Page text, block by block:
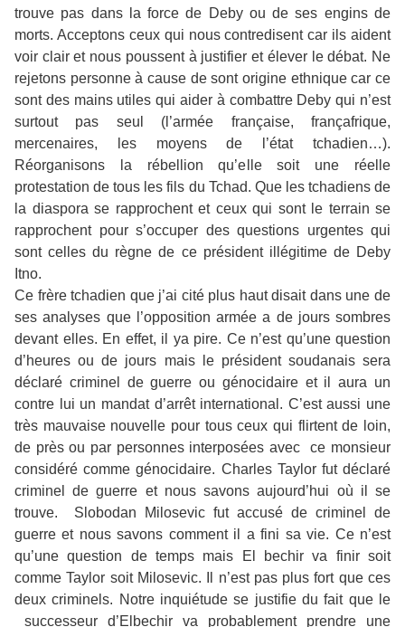
trouve pas dans la force de Deby ou de ses engins de
morts. Acceptons ceux qui nous contredisent car ils aident
voir clair et nous poussent à justifier et élever le débat. Ne
rejetons personne à cause de sont origine ethnique car ce
sont des mains utiles qui aider à combattre Deby qui n’est
surtout pas seul (l’armée française, françafrique,
mercenaires, les moyens de l’état tchadien…).
Réorganisons la rébellion qu’elle soit une réelle
protestation de tous les fils du Tchad. Que les tchadiens de
la diaspora se rapprochent et ceux qui sont le terrain se
rapprochent pour s’occuper des questions urgentes qui
sont celles du règne de ce président illégitime de Deby
Itno.
Ce frère tchadien que j’ai cité plus haut disait dans une de
ses analyses que l’opposition armée a de jours sombres
devant elles. En effet, il ya pire. Ce n’est qu’une question
d’heures ou de jours mais l e président soudanais sera
déclaré criminel de guerre ou génocidaire et il aura un
contre lui un mandat d’arrêt international. C’est aussi une
très mauvaise nouvelle pour tous ceux qui flirtent de loin,
de près ou par personnes interposées avec
ce monsieur
considéré comme génocidaire. Charles Taylor fut déclaré
criminel de guerre et nous savons aujourd’hui où il se
trouve.
Slobodan Milosevic fut accusé de criminel de
guerre et nous savons comment il a fini sa vie. Ce n’est
qu’une question de temps mais El bechir va finir soit
comme Taylor soit Milosevic. Il n’est pas plus fort que ces
deux criminels. Notre inquiétude se justifie du fait que le
successeur d’Elbechir va probablement prendre une